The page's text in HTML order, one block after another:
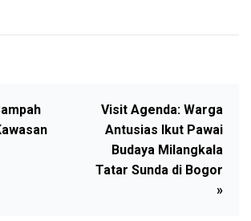
Visit Agenda: Warga
Antusias Ikut Pawai
Budaya Milangkala
Tatar Sunda di Bogor
»